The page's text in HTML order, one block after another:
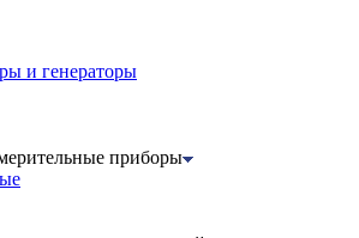
и генераторы
приборы